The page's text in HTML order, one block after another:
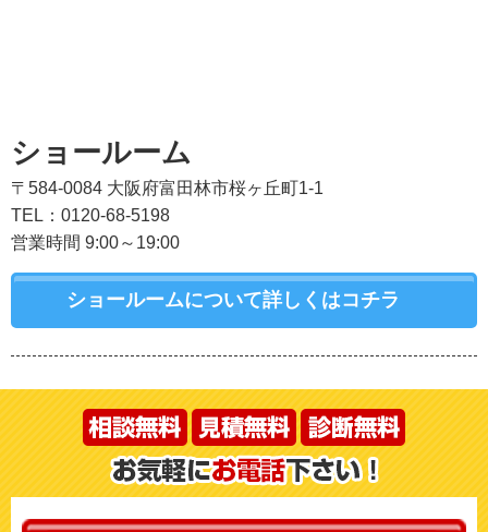
ショールーム
〒584-0084 大阪府富田林市桜ヶ丘町1-1
TEL：0120-68-5198
営業時間 9:00～19:00
ショールームについて詳しくはコチラ